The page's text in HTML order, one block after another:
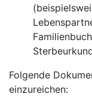
Folgende
einzureichen: